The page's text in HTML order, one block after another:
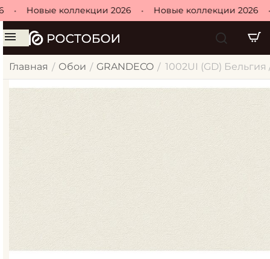
Новые коллекции 2026 Новые коллекции 2026
Главная / Обои / GRANDECO / 1002UI (GD)